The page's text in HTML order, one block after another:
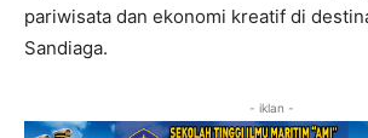
pariwisata dan ekonomi kreatif di
Sandiaga.
- iklan -